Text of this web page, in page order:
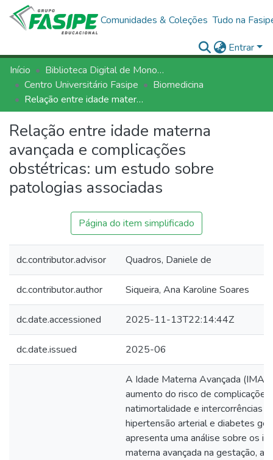
Comunidades & Coleções Tudo na
Entrar
Início
Biblioteca Digital de Monografias - BDM/FASIPE
Centro Universitário Fasipe
Biomedicina
Relação entre idade materna avançada e complicações obstétricas: um estudo sobre patologias associadas
Relação entre idade materna
avançada e complicações
obstétricas: um estudo sobre
patologias associadas
Página do item simplificado
dc.contributor.advisor Quadros, Daniele de
dc.contributor.author Siqueira, Ana Karoline Soares
dc.date.accessioned 2025-11-13T22:14:44Z
dc.date.issued 2025-06
A Idade Materna Avançada (IMA)
aumento do risco de
natimortalidade e intercorrências
hipertensão arterial e diabetes
apresenta uma análise sobre os
materna avançada na gestação,